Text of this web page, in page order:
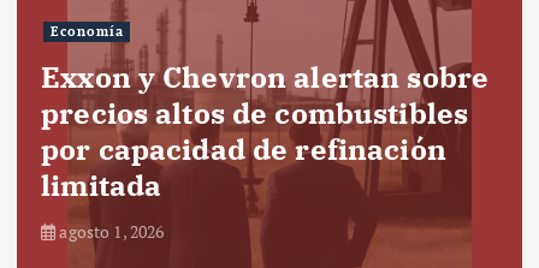
Economía
Exxon y Chevron alertan sobre
precios altos de combustibles
por capacidad de refinación
limitada
agosto 1, 2026